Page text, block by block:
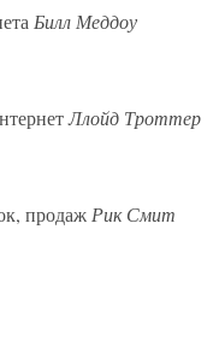
Билл Меддоу
Ллойд Троттер
продаж Рик Смит